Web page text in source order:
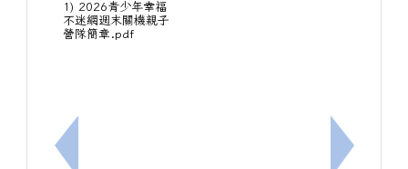
上一筆：轉知法務部辦理「炎夏『漫』活，創意說
1) 2026青少年幸福
不迷網週末關機親子
營隊簡章.pdf
下一筆：